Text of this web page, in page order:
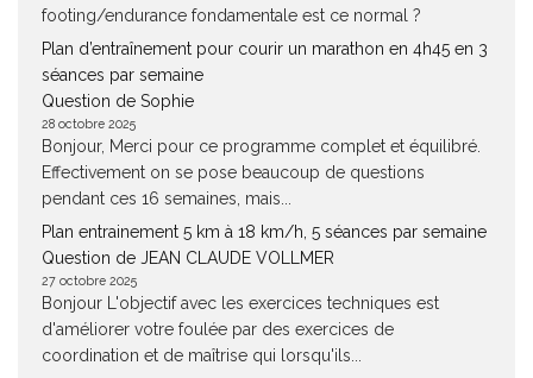
footing/endurance fondamentale est ce normal ?
Plan d’entraînement pour courir un marathon en 4h45 en 3
séances par semaine
Question de Sophie
28 octobre 2025
Bonjour, Merci pour ce programme complet et équilibré.
Effectivement on se pose beaucoup de questions
pendant ces 16 semaines, mais...
Plan entrainement 5 km à 18 km/h, 5 séances par semaine
Question de JEAN CLAUDE VOLLMER
27 octobre 2025
Bonjour L'objectif avec les exercices techniques est
d'améliorer votre foulée par des exercices de
coordination et de maîtrise qui lorsqu'ils...